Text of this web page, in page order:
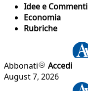
Idee e Commenti
Economia
Rubriche
Abbonati
Accedi
August 7, 2026